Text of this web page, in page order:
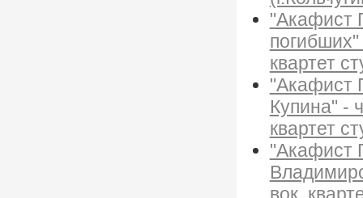
"Акафист
квартет
"Акафист
Купина" -
квартет
"Акафист
вок.